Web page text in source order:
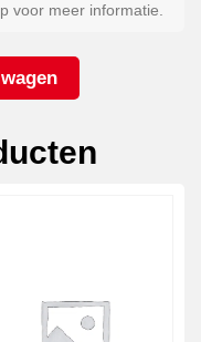
voor meer informatie.